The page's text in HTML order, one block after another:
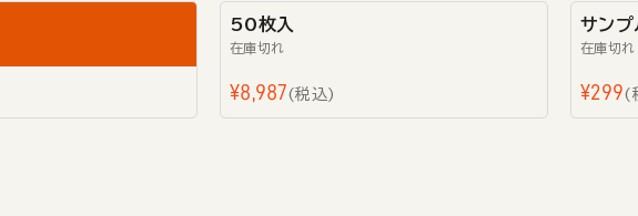
50枚入
在庫切れ
¥8,987 税込
サン
在庫切れ
¥299